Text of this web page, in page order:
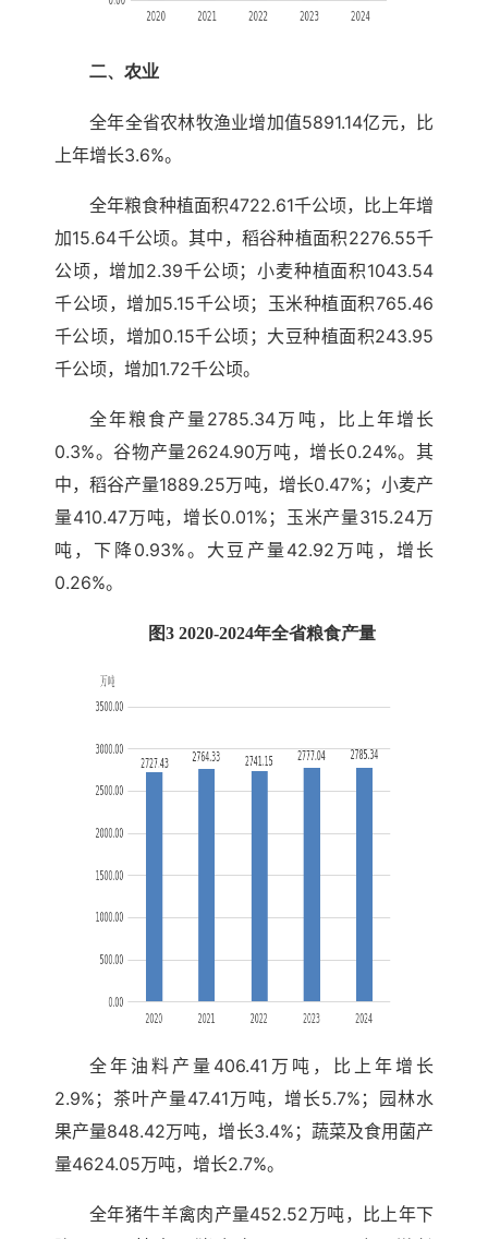
二、农业
全年全省农林牧渔业增加值5891.14亿元，比
上年增长3.6%。
全年粮食种植面积4722.61千公顷，比上年增
加15.64千公顷。其中，稻谷种植面积2276.55千
公顷，增加2.39千公顷；小麦种植面积1043.54
千公顷，增加5.15千公顷；玉米种植面积765.46
千公顷，增加0.15千公顷；大豆种植面积243.95
千公顷，增加1.72千公顷。
全年粮食产量2785.34万吨，比上年增长
0.3%。谷物产量2624.90万吨，增长0.24%。其
中，稻谷产量1889.25万吨，增长0.47%；小麦产
量410.47万吨，增长0.01%；玉米产量315.24万
吨，下降0.93%。大豆产量42.92万吨，增长
0.26%。
图3 2020-2024年全省粮食产量
全年油料产量406.41万吨，比上年增长
2.9%；茶叶产量47.41万吨，增长5.7%；园林水
果产量848.42万吨，增长3.4%；蔬菜及食用菌产
量4624.05万吨，增长2.7%。
全年猪牛羊禽肉产量452.52万吨，比上年下